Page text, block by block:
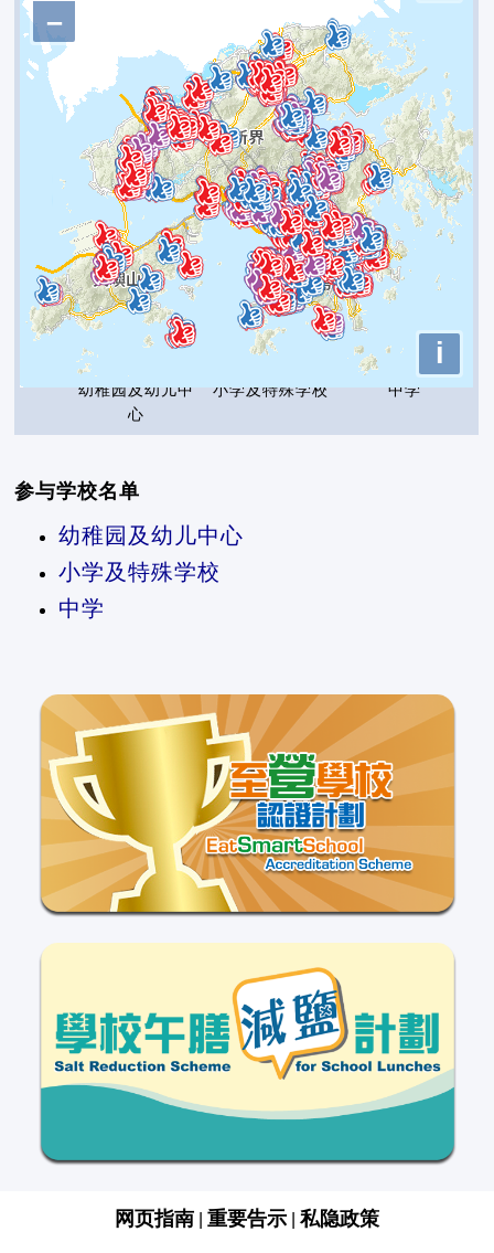
–
i
幼稚园及幼儿中
心
小学及特殊学校 中学
参与学校名单
幼稚园及幼儿中心
小学及特殊学校
中学
网页指南 重要告示 私隐政策